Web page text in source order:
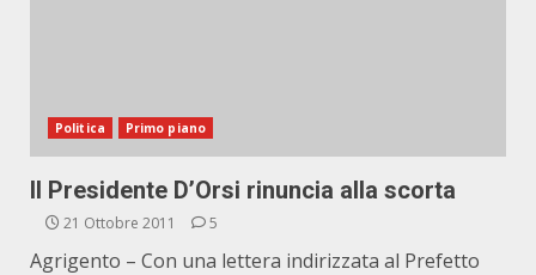
Politica Primo piano
Il Presidente D’Orsi rinuncia alla scorta
21 Ottobre 2011 5
Agrigento – Con una lettera indirizzata al Prefetto